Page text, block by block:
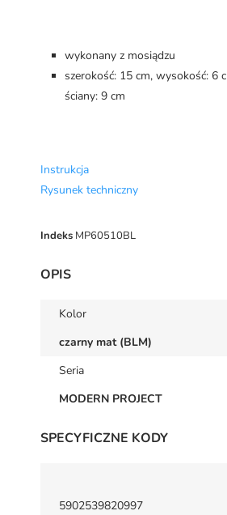
wykonany z mosiądzu
szerokość: 15 cm, wysokość: 6
ściany: 9 cm
Instrukcja
Rysunek techniczny
Indeks MP60510BL
OPIS
Kolor
czarny mat (BLM)
Seria
MODERN PROJECT
SPECYFICZNE KODY
5902539820997